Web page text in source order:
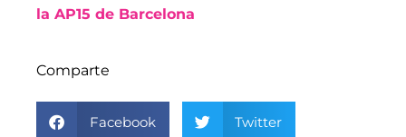
la AP15 de Barcelona
Comparte
Facebook Twitter